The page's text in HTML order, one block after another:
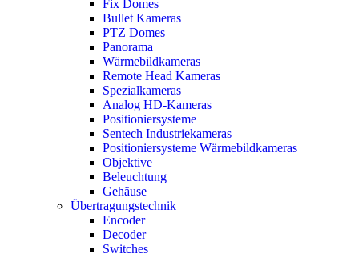
Fix Domes
Bullet Kameras
PTZ Domes
Panorama
Wärmebildkameras
Remote Head Kameras
Spezialkameras
Analog HD-Kameras
Positioniersysteme
Sentech Industriekameras
Positioniersysteme Wärmebildkameras
Objektive
Beleuchtung
Gehäuse
Übertragungstechnik
Encoder
Decoder
Switches